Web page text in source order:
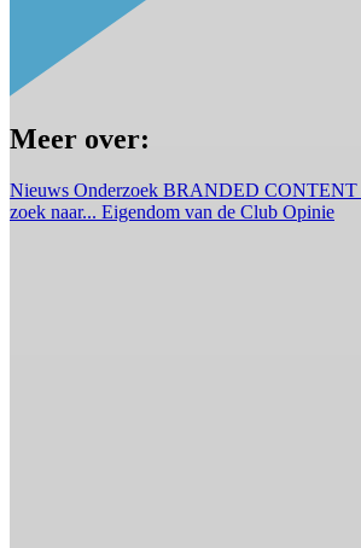
Meer over:
Nieuws Onderzoek BRANDED CONTENT
zoek naar... Eigendom van de Club Opinie